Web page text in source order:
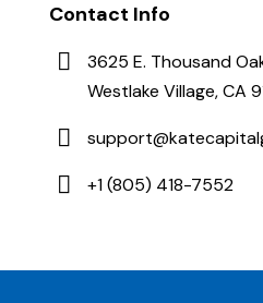
Contact Info
3625 E. Thousand
Westlake Village, CA
+1 (805) 418-7552